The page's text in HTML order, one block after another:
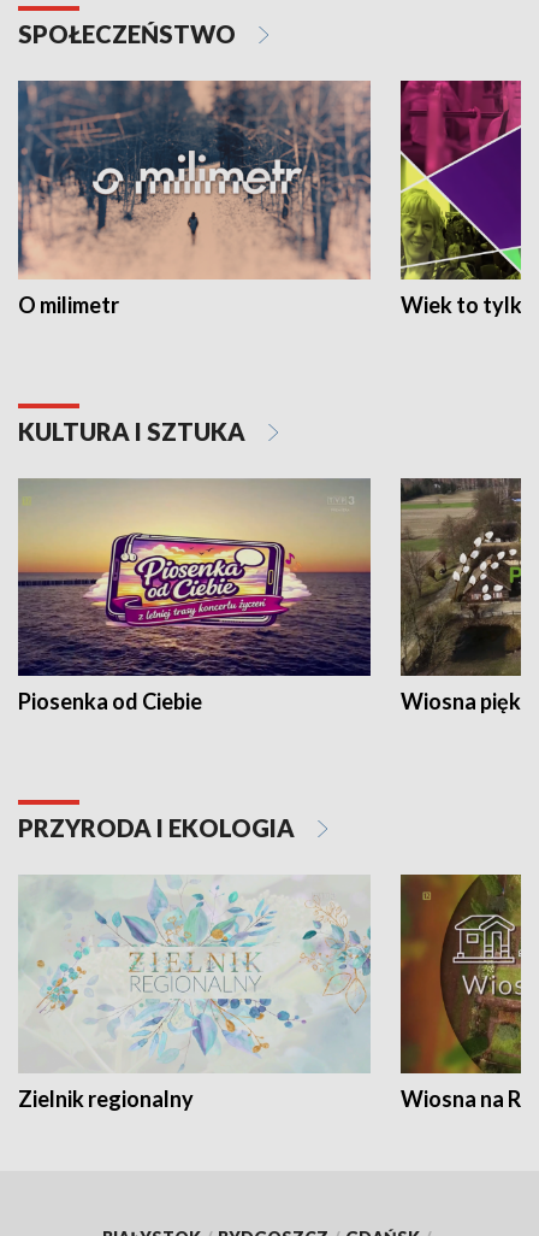
SPOŁECZEŃSTWO
O milimetr Wiek to tylko
KULTURA I SZTUKA
Piosenka od Ciebie Wiosna
PRZYRODA I EKOLOGIA
Zielnik regionalny Wiosna na